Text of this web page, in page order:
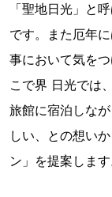
「聖地日光」と
です。また厄年
事において気を
こで界 日光では
旅館に宿泊しな
しい、との想い
ン」を提案します